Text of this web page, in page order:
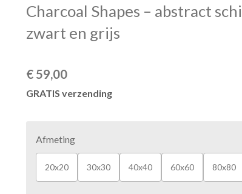
Charcoal Shapes – abstract
zwart en grijs
€ 59,00
GRATIS verzending
Afmeting
20x20 30x30 40x40 60x60 80x80